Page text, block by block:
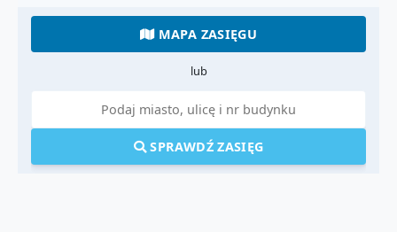
MAPA ZASIĘGU
lub
SPRAWDŹ ZASIĘG